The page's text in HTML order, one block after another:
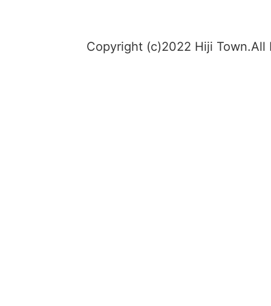
Copyright (c)2022 Hiji Town.All